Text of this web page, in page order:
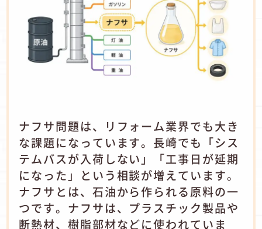
ナフサ問題は、リフォーム業界でも大き
な課題になっています。長崎でも「シス
テムバスが入荷しない」「工事日が延期
になった」という相談が増えています。
ナフサとは、石油から作られる原料の一
つです。ナフサは、プラスチック製品や
断熱材、樹脂部材などに使われていま